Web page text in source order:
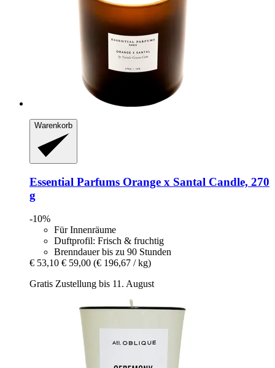
Warenkorb
Essential Parfums Orange x Santal Candle, 270
g
-10%
Für Innenräume
Duftprofil: Frisch & fruchtig
Brenndauer bis zu 90 Stunden
€ 53,10 € 59,00 (€ 196,67 / kg)
Gratis Zustellung bis 11. August